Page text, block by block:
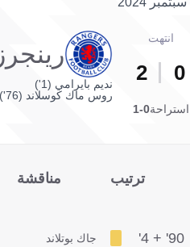
انتهت
0
2
رينجرز
نديم بايرامي (1')
روس ماك كوسلاند (76')
استراحة0-1
ترتيب مناقشة
جاك بوتلاند 90' + 4'